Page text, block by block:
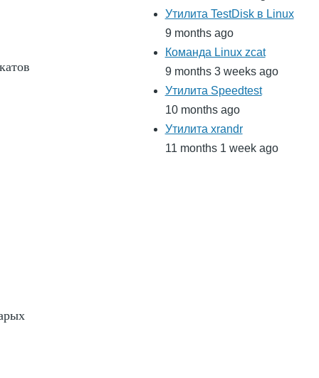
Утилита TestDisk в Linux
9 months ago
Команда Linux zcat
9 months 3 weeks ago
Утилита Speedtest
10 months ago
Утилита xrandr
11 months 1 week ago